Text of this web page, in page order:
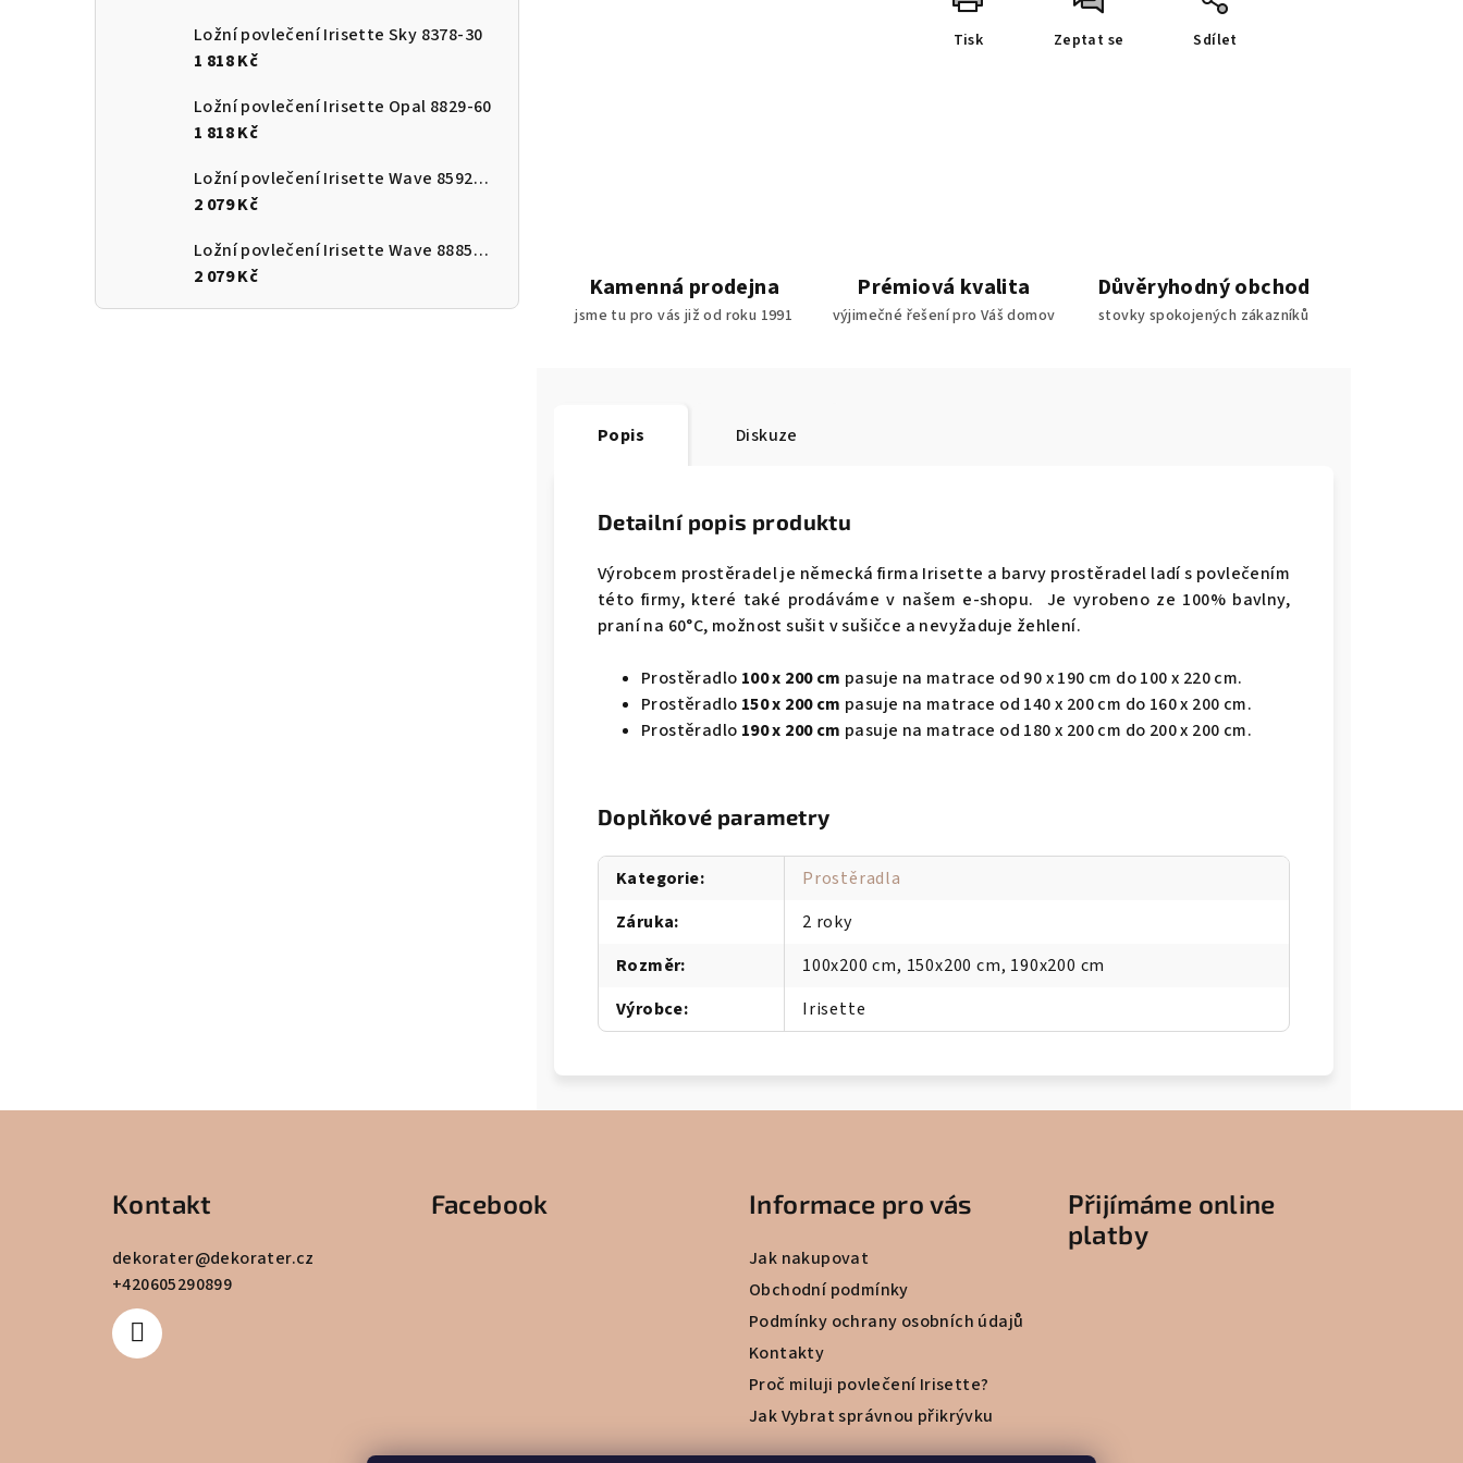
Ložní povlečení Irisette Sky 8378-30
1 818 Kč
Ložní povlečení Irisette Opal 8829-60
1 818 Kč
Ložní povlečení Irisette Wave 8592-90
2 079 Kč
Ložní povlečení Irisette Wave 8885-10
2 079 Kč
Tisk Zeptat se Sdílet
Kamenná prodejna
jsme tu pro vás již od roku 1991
Prémiová kvalita
výjimečné řešení pro Váš domov
Důvěryhodný obchod
stovky spokojených zákazníků
Popis Diskuze
Detailní popis produktu
Výrobcem prostěradel je německá firma Irisette a barvy prostěradel ladí s povlečením
této firmy, které také prodáváme v našem e-shopu. Je vyrobeno ze 100% bavlny,
praní na 60°C, možnost sušit v sušičce a nevyžaduje žehlení.
Prostěradlo 100 x 200 cm pasuje na matrace od 90 x 190 cm do 100 x 220 cm.
Prostěradlo 150 x 200 cm pasuje na matrace od 140 x 200 cm do 160 x 200 cm.
Prostěradlo 190 x 200 cm pasuje na matrace od 180 x 200 cm do 200 x 200 cm.
Doplňkové parametry
Kategorie:
Prostěradla
Záruka:
2 roky
Rozměr:
100x200 cm, 150x200 cm, 190x200 cm
Výrobce: Irisette
Kontakt
dekorater@dekorater.cz
+420605290899
Facebook Informace pro vás
Jak nakupovat
Obchodní podmínky
Podmínky ochrany osobních údajů
Kontakty
Proč miluji povlečení Irisette?
Jak Vybrat správnou přikrývku
Přijímáme online
platby